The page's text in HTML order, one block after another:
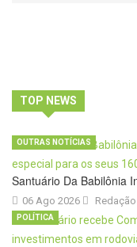
TOP NEWS
Santuário Da Babilônia
06 Ago 2026
OUTRAS NOTÍCIAS
Redação
POLÍTICA